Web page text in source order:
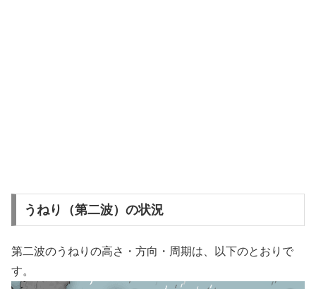
うねり（第二波）の状況
第二波のうねりの高さ・方向・周期は、以下のとおりで
す。